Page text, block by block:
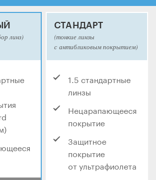
линз)
СТАНДАРТ
(тонкие линзы
с антибликовым покрытием)
1.5 стандартные
линзы
Нецарапающееся
покрытие
Защитное
покрытие
от ультрафиолета